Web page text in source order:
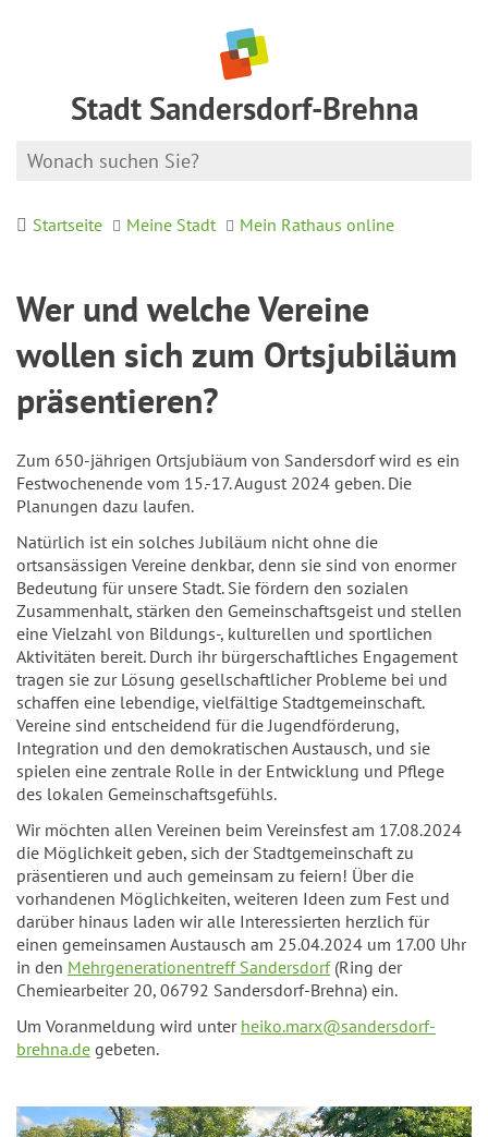
Stadt Sandersdorf-Brehna
Startseite Meine Stadt Mein Rathaus online
Wer und welche Vereine
wollen sich zum Ortsjubiläum
präsentieren?
Zum 650-jährigen Ortsjubiäum von Sandersdorf wird es ein
Festwochenende vom 15.-17. August 2024 geben. Die
Planungen dazu laufen.
Natürlich ist ein solches Jubiläum nicht ohne die
ortsansässigen Vereine denkbar, denn sie sind von enormer
Bedeutung für unsere Stadt. Sie fördern den sozialen
Zusammenhalt, stärken den Gemeinschaftsgeist und stellen
eine Vielzahl von Bildungs-, kulturellen und sportlichen
Aktivitäten bereit. Durch ihr bürgerschaftliches Engagement
tragen sie zur Lösung gesellschaftlicher Probleme bei und
schaffen eine lebendige, vielfältige Stadtgemeinschaft.
Vereine sind entscheidend für die Jugendförderung,
Integration und den demokratischen Austausch, und sie
spielen eine zentrale Rolle in der Entwicklung und Pflege
des lokalen Gemeinschaftsgefühls.
Wir möchten allen Vereinen beim Vereinsfest am 17.08.2024
die Möglichkeit geben, sich der Stadtgemeinschaft zu
präsentieren und auch gemeinsam zu feiern! Über die
vorhandenen Möglichkeiten, weiteren Ideen zum Fest und
darüber hinaus laden wir alle Interessierten herzlich für
einen gemeinsamen Austausch am 25.04.2024 um 17.00 Uhr
in den Mehrgenerationentreff Sandersdorf(Ring der
Chemiearbeiter 20, 06792 Sandersdorf-Brehna) ein.
Um Voranmeldung wird unter heiko.marx@sandersdorf-
brehna.de gebeten.